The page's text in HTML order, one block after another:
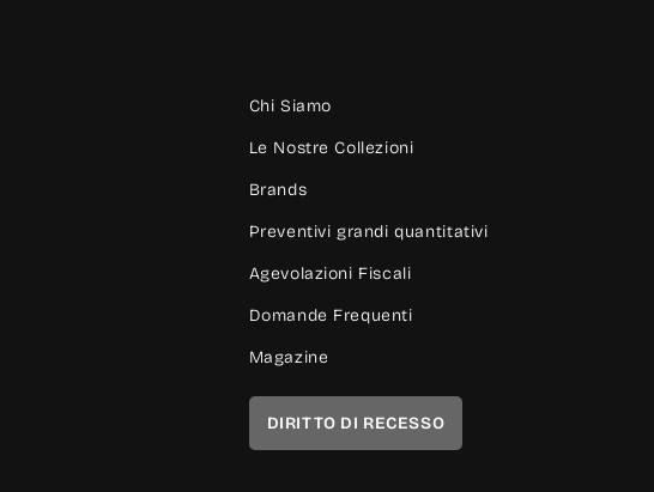
Chi Siamo
Le Nostre Collezioni
Brands
Preventivi grandi quantitativi
Agevolazioni Fiscali
Domande Frequenti
Magazine
DIRITTO DI RECESSO